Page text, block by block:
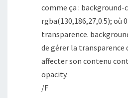
comme ça : background-
rgba(130,186,27,0.5); où
transparence.
de gérer la transparence
affecter son contenu
opacity.
/F